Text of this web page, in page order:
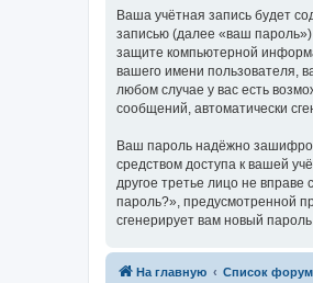
Ваша учётная запись будет
записью (далее «ваш
защите компьютерной
вашего имени пользователя,
любом случае у вас есть
сообщений, автоматически
Ваш пароль надёжно
средством доступа к вашей
другое третье лицо не
пароль?», предусмотренной
сгенерирует вам новый
На главную Список